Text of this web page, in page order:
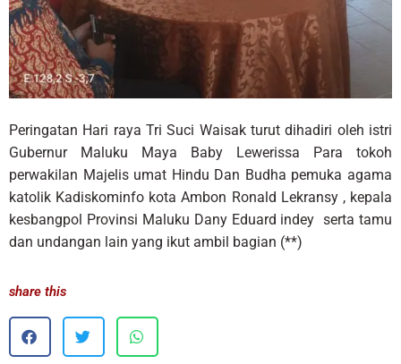
Peringatan Hari raya Tri Suci Waisak turut dihadiri oleh istri
Gubernur Maluku Maya Baby Lewerissa Para tokoh
perwakilan Majelis umat Hindu Dan Budha pemuka agama
katolik Kadiskominfo kota Ambon Ronald Lekransy , kepala
kesbangpol Provinsi Maluku Dany Eduard indey serta tamu
dan undangan lain yang ikut ambil bagian (**)
share this